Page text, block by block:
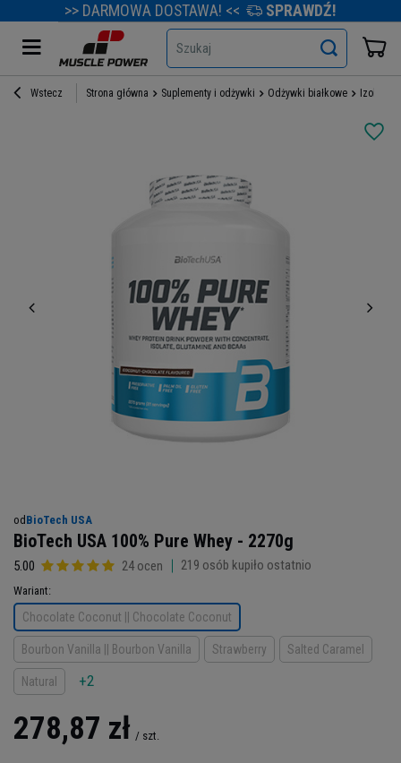
>> DARMOWA DOSTAWA! << SPRAWDŹ!
Szukaj
Wstecz Strona główna Suplementy i odżywki Odżywki białkowe Izolaty
od BioTech USA
BioTech USA 100% Pure Whey - 2270g
5.00 24 ocen 219 osób kupiło ostatnio
Wariant
Chocolate Coconut || Chocolate Coconut
Bourbon Vanilla || Bourbon Vanilla Strawberry Salted Caramel
Natural +2
278,87 zł / szt.